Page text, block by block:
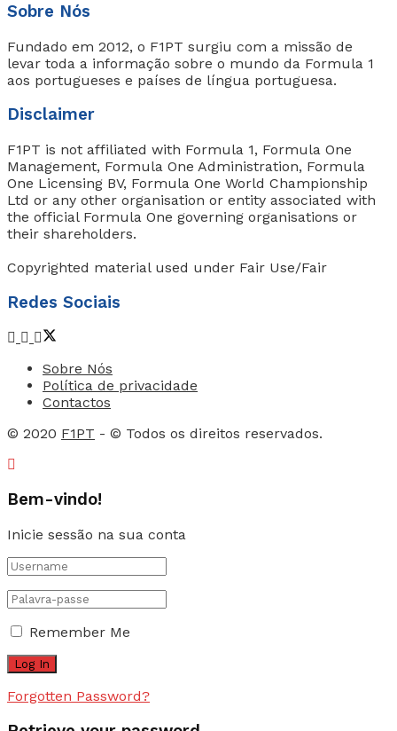
Sobre Nós
Fundado em 2012, o F1PT surgiu com a missão de
levar toda a informação sobre o mundo da Formula 1
aos portugueses e países de língua portuguesa.
Disclaimer
F1PT is not affiliated with Formula 1, Formula One
Management, Formula One Administration, Formula
One Licensing BV, Formula One World Championship
Ltd or any other organisation or entity associated with
the official Formula One governing organisations or
their shareholders.
Copyrighted material used under Fair Use/Fair
Redes Sociais
Sobre Nós
Política de privacidade
Contactos
© 2020 F1PT - © Todos os direitos reservados.
Bem-vindo!
Inicie sessão na sua conta
Remember Me
Forgotten Password?